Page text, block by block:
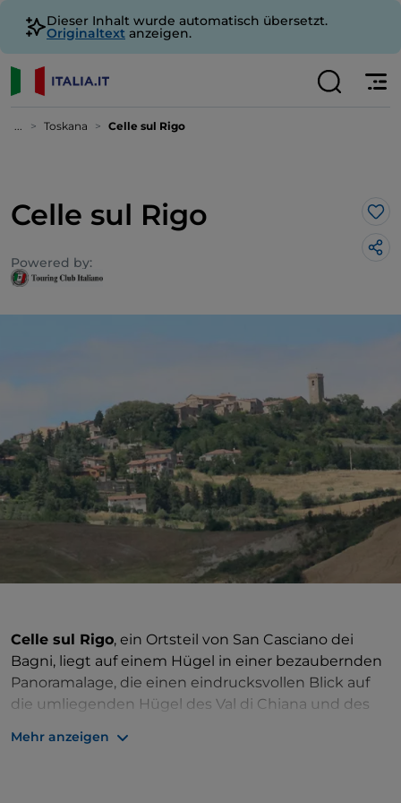
Dieser Inhalt wurde automatisch übersetzt.
Originaltext anzeigen.
... Toskana Celle sul Rigo
Celle sul Rigo
Powered by:
Celle sul Rigo, ein Ortsteil von San Casciano dei
Bagni, liegt auf einem Hügel in einer bezaubernden
Panoramalage, die einen eindrucksvollen Blick auf
die umliegenden Hügel des Val di Chiana und des
Monte Amiata bietet. Die besondere Beschaffenheit
Mehr anzeigen